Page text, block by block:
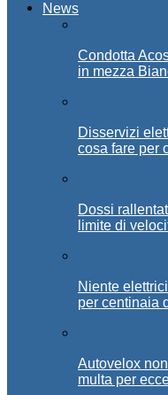
News
Condotta
in mezza
Disservizi
cosa fare per
Dossi
limite di
Niente
per centinaia
Autovelox
multa per